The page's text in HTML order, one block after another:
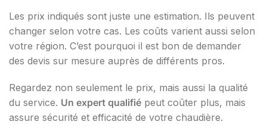
Les prix indiqués sont juste une estimation. Ils peuvent
changer selon votre cas. Les coûts varient aussi selon
votre région. C’est pourquoi il est bon de demander
des devis sur mesure auprès de différents pros.
Regardez non seulement le prix, mais aussi la qualité
du service. Un expert qualifié peut coûter plus, mais
assure sécurité et efficacité de votre chaudière.